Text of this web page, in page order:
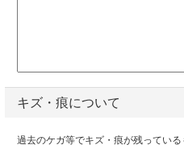
キズ・痕について
過去のケガ等でキズ・痕が残ってい